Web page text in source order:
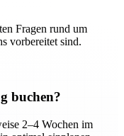
Fragen rund um
vorbereitet sind.
buchen?
2–4 Wochen im